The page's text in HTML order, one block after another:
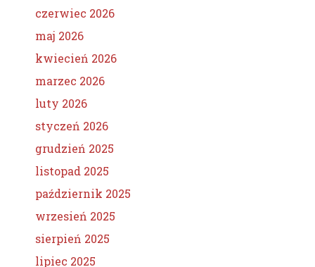
czerwiec 2026
maj 2026
kwiecień 2026
marzec 2026
luty 2026
styczeń 2026
grudzień 2025
listopad 2025
październik 2025
wrzesień 2025
sierpień 2025
lipiec 2025